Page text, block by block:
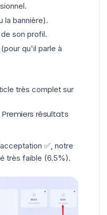
la bannière).
de son profil.
qu'il parle à
très complet sur
Premiers résultats
✅, notre
très faible (6.5%).